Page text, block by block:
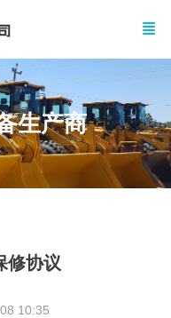
生产商
修协议
10:35